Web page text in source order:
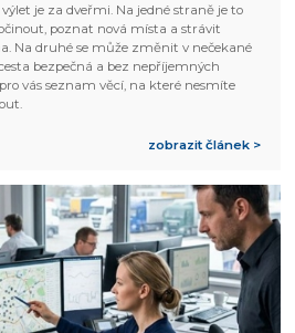
je za dveřmi. Na jedné straně je to
poznat nová místa a strávit
Na druhé se může změnit v nečekané
bezpečná a bez nepříjemných
vás seznam věcí, na které nesmíte
zobrazit článek >